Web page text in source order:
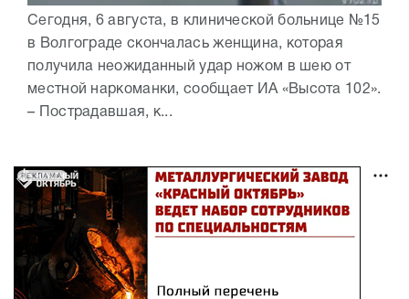
Сегодня, 6 августа, в клинической больнице №15
в Волгограде скончалась женщина, которая
получила неожиданный удар ножом в шею от
местной наркоманки, сообщает ИА «Высота 102».
– Пострадавшая, к...
РЕКЛАМА